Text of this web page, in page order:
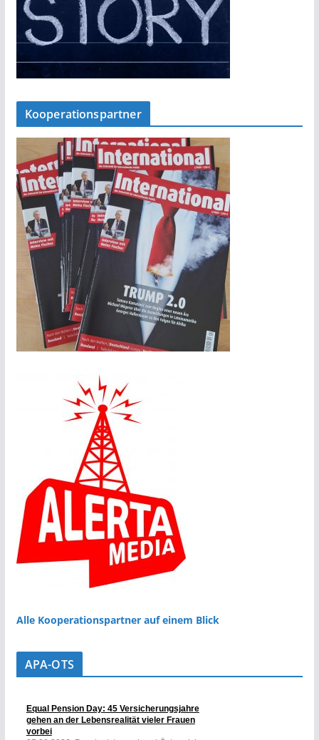
Kooperationspartner
Alle Kooperationspartner auf einem Blick
APA-OTS